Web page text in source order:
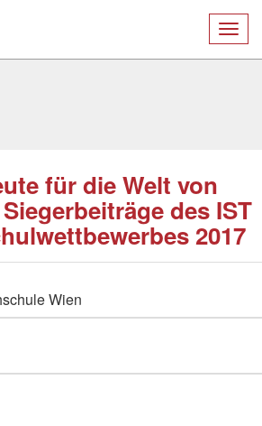
für die Welt von
des IST
2017
Wien